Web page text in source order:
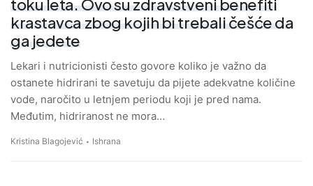
toku leta. Ovo su zdravstveni benefiti
krastavca zbog kojih bi trebali češće da
ga jedete
Lekari i nutricionisti često govore koliko je važno da
ostanete hidrirani te savetuju da pijete adekvatne količine
vode, naročito u letnjem periodu koji je pred nama.
Međutim, hidriranost ne mora…
Kristina Blagojević Ishrana